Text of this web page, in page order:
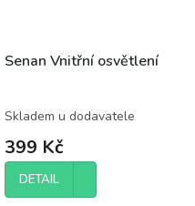
Senan Vnitřní osvětlení
Skladem u dodavatele
399 Kč
DETAIL